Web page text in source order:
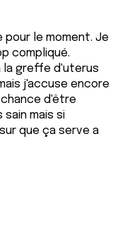
le moment. Je
compliqué.
la greffe d'uterus
j'accuse encore
chance d'être
sain mais si
que ça serve a